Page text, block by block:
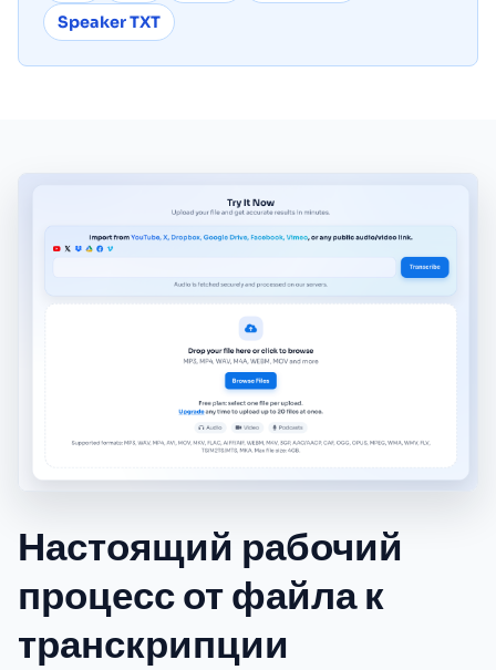
Speaker TXT
Настоящий рабочий
процесс от файла к
транскрипции